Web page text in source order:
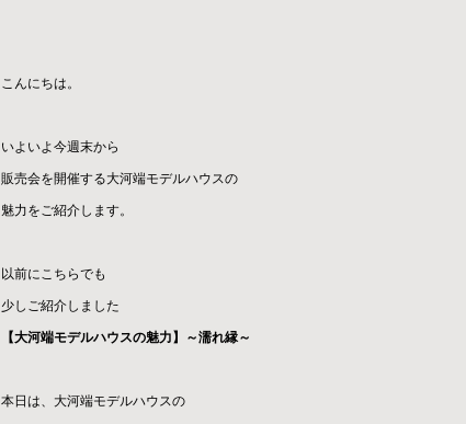
こんにちは。
いよいよ今週末から
販売会を開催する大河端モデルハウスの
魅力をご紹介します。
以前にこちらでも
少しご紹介しました
【大河端モデルハウスの魅力】～濡れ縁～
本日は、大河端モデルハウスの